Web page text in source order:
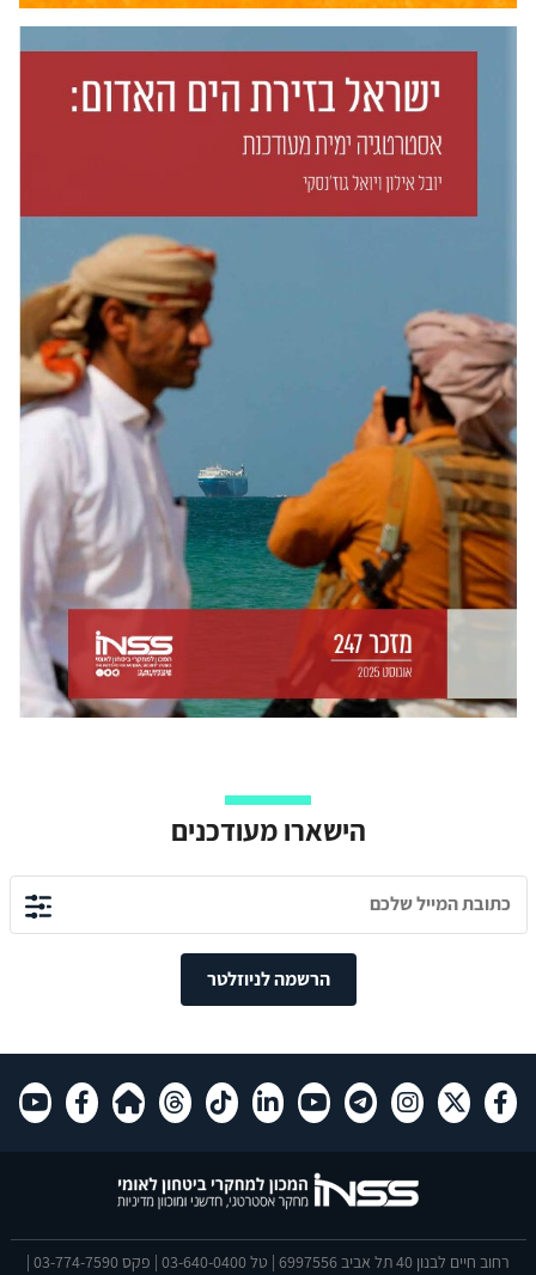
הישארו מעודכנים
הרשמה לניוזלטר
רחוב חיים לבנון 40 תל אביב 6997556 | טל 03-640-0400 | פקס 03-774-7590 |